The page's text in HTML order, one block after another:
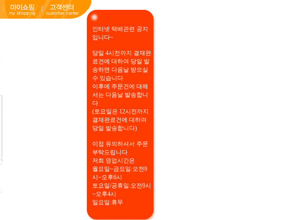
인터넷 택배관련 공지
입니다~
당일 4시전까지 결재완
료건에 대하여 당일 발
송하면 다음날 받으실
수 있습니다
이후에 주문건에 대해
서는 다음날 발송합니
다
(토요일은 12시전까지
결재완료건에 대하여
당일 발송합니다)
이점 유의하셔서 주문
부탁드립니다
저희 영업시간은
월요일~금요일:오전9
시~오후6시
토요일/공휴일:오전9시
~오후4시
일요일:휴무